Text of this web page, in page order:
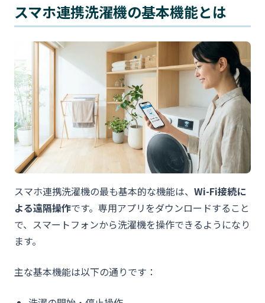
スマホ連携洗濯機の基本機能とは
スマホ連携洗濯機の最も基本的な機能は、 Wi-Fi接続に
よる遠隔操作です。専用アプリをダウンロードすること
で、スマートフォンから洗濯機を操作できるようになり
ます。
主な基本機能は以下の通りです：